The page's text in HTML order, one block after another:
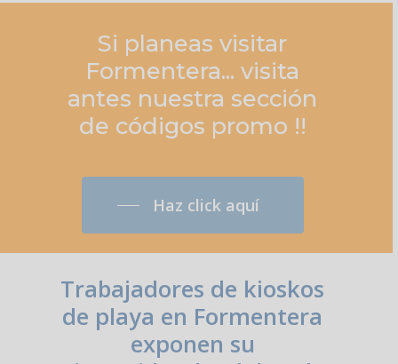
Si planeas visitar
Formentera... visita
antes nuestra sección
de códigos promo !!
Haz click aquí
Trabajadores de kioskos
de playa en Formentera
exponen su